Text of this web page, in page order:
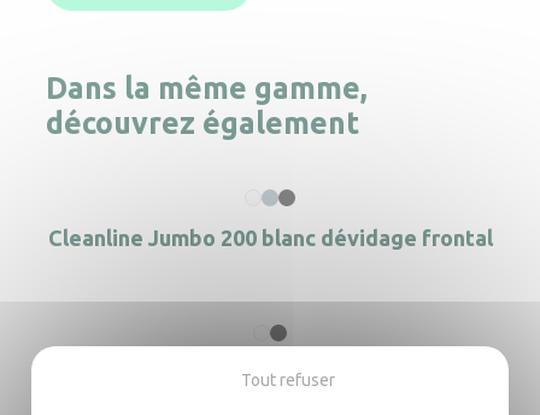
Dans la même gamme,
découvrez également
Cleanline Jumbo 200 blanc dévidage frontal
Dévidoir central Mini Cleanline blanc
Tout refuser